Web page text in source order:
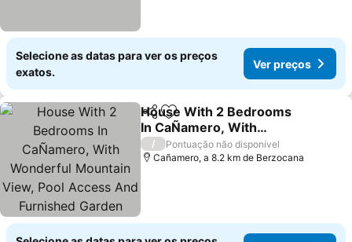
Selecione as datas para ver os preços
exatos.
Ver preços
PartilharAdicionar aos favoritos
House With 2 Bedrooms
In CaÑamero, With
Wonderful Mountain
View, Pool Access And
Ver preços
/
Pontuação não disponível
Cañamero, a 8.2 km de Berzocana